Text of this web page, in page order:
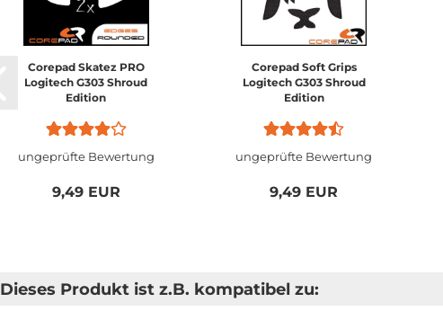
Corepad Skatez PRO
Logitech G303 Shroud
Edition
ungeprüfte Bewertung
9,49 EUR
Corepad Soft Grips
Logitech G303 Shroud
Edition
ungeprüfte Bewertung
9,49 EUR
Dieses Produkt ist z.B. kompatibel zu: